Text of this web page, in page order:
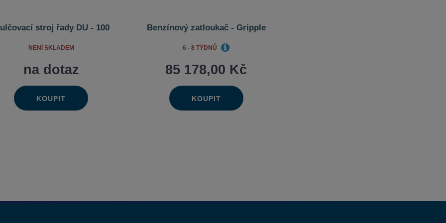
stroj řady DU - 100
na dotaz
Změnit
Navýšit
množství
Snížit
Ks
KOUPIT
NENÍ SKLADEM
Benzínový zatloukač - Gripple
85 178,00 Kč
Změnit
Navýšit
množství
Snížit
Ks
KOUPIT
6 - 8 TÝDNŮ